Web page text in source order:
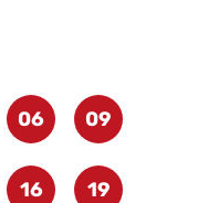
06 09
16 19